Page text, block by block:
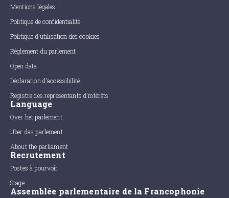
Mentions légales
Politique de confidentialité
Politique d'utilisation des cookies
Règlement du parlement
Open data
Déclaration d'accessibilité
Registre des représentants d'intérêts
Language
Over het parlement
Uber das parlement
About the parliament
Recrutement
Postes à pourvoir
Stage
Assemblée parlementaire de la Francophonie